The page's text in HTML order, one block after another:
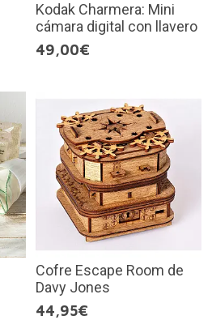
Kodak Charmera: Mini
cámara digital con llavero
49,00€
Cofre Escape Room de
Davy Jones
44,95€